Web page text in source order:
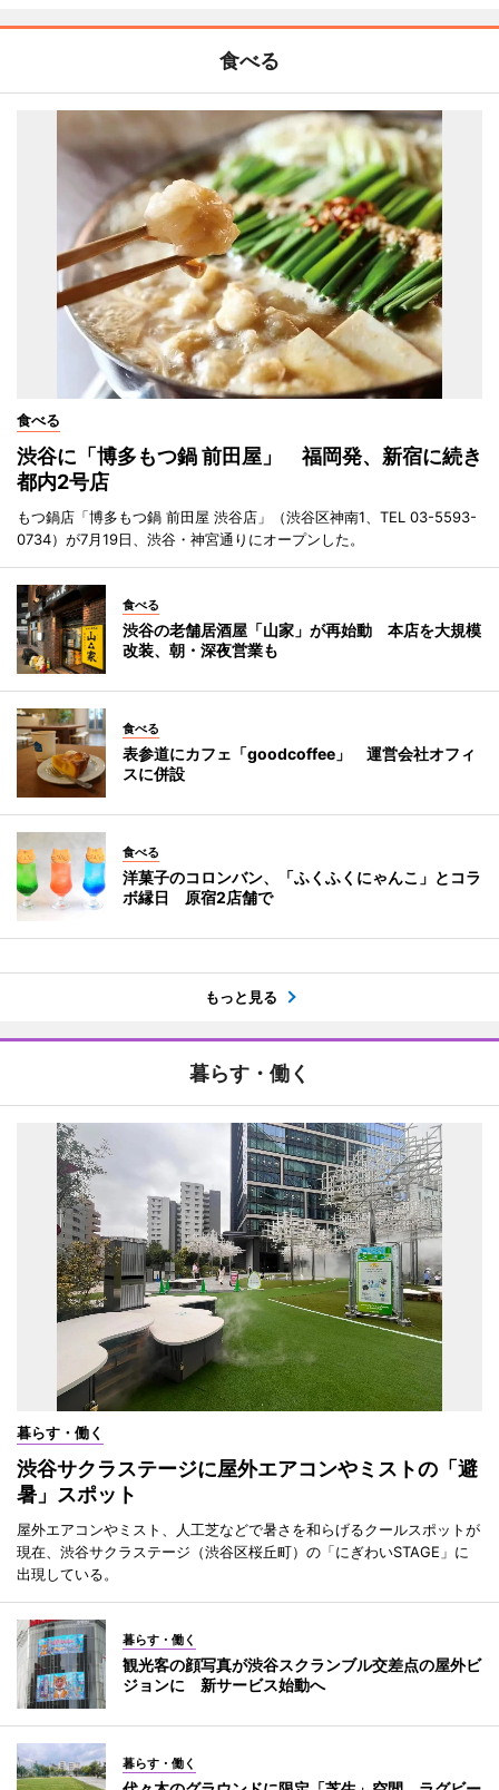
食べる
食べる
渋谷に「博多もつ鍋 前田屋」 福岡発、新宿に続き
都内2号店
もつ鍋店「博多もつ鍋 前田屋 渋谷店」（渋谷区神南1、TEL 03-5593-
0734）が7月19日、渋谷・神宮通りにオープンした。
食べる
渋谷の老舗居酒屋「山家」が再始動 本店を大規模
改装、朝・深夜営業も
食べる
表参道にカフェ「goodcoffee」 運営会社オフィ
スに併設
食べる
洋菓子のコロンバン、「ふくふくにゃんこ」とコラ
ボ縁日 原宿2店舗で
もっと見る
暮らす・働く
暮らす・働く
渋谷サクラステージに屋外エアコンやミストの「避
暑」スポット
屋外エアコンやミスト、人工芝などで暑さを和らげるクールスポットが
現在、渋谷サクラステージ（渋谷区桜丘町）の「にぎわいSTAGE」に
出現している。
暮らす・働く
観光客の顔写真が渋谷スクランブル交差点の屋外ビ
ジョンに 新サービス始動へ
暮らす・働く